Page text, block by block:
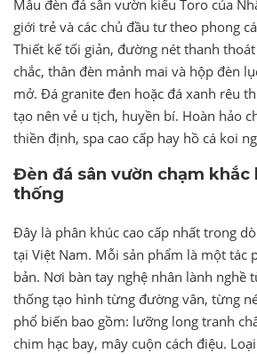
Mẫu đèn đá sân vườn kiểu Toro của
giới trẻ và các chủ đầu tư theo phong
Thiết kế tối giản, đường nét thanh
chắc, thân đèn mảnh mai và hộp đèn
mở. Đá granite đen hoặc đá xanh rêu
tạo nên vẻ u tịch, huyền bí. Hoàn hảo
thiền định, spa cao cấp hay hồ cá koi
Đèn đá sân vườn chạm khắc
thống
Đây là phân khúc cao cấp nhất trong
tại Việt Nam. Mỗi sản phẩm là một tác
bản. Nơi bàn tay nghệ nhân lành nghề
thống tạo hình từng đường vân, từng
phổ biến bao gồm: lưỡng long tranh
chim hạc bay, mây cuộn cách điệu.